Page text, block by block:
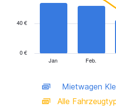
has
displaying
categories.
Jan Feb.
0 €
40 €
Mietwagen
Alle